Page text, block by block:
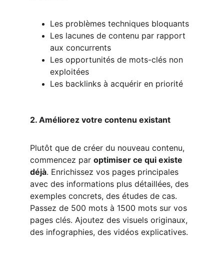
Les problèmes techniques bloquants
Les lacunes de contenu par rapport
aux concurrents
Les opportunités de mots-clés non
exploitées
Les backlinks à acquérir en priorité
2. Améliorez votre contenu existant
Plutôt que de créer du nouveau contenu,
commencez par optimiser ce qui existe
déjà. Enrichissez vos pages principales
avec des informations plus détaillées, des
exemples concrets, des études de cas.
Passez de 500 mots à 1500 mots sur vos
pages clés. Ajoutez des visuels originaux,
des infographies, des vidéos explicatives.